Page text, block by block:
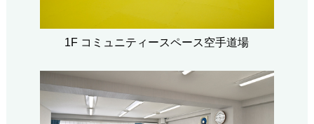
1F コミュニティースペース空手道場